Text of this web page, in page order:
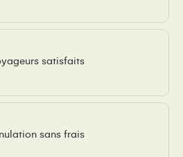
satisfaits
sans frais